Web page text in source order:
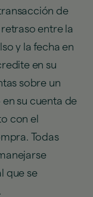
de
entre la
y la fecha en
en su
sobre un
su cuenta de
con el
Todas
que se